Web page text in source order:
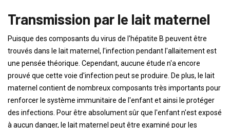
Transmission par le lait maternel
Puisque des composants du virus de l'hépatite B peuvent être
trouvés dans le lait maternel, l'infection pendant l'allaitement est
une pensée théorique. Cependant, aucune étude n'a encore
prouvé que cette voie d'infection peut se produire. De plus, le lait
maternel contient de nombreux composants très importants pour
renforcer le système immunitaire de l'enfant et ainsi le protéger
des infections. Pour être absolument sûr que l'enfant n'est exposé
à aucun danger, le lait maternel peut être examiné pour les